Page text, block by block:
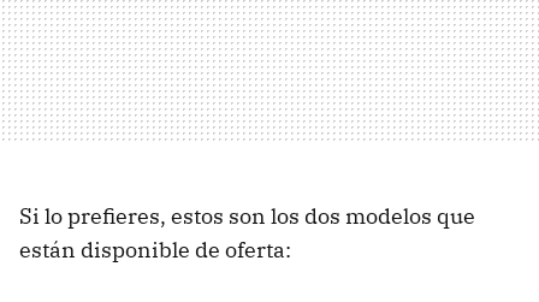
Si lo prefieres, estos son los dos modelos que
están disponible de oferta: